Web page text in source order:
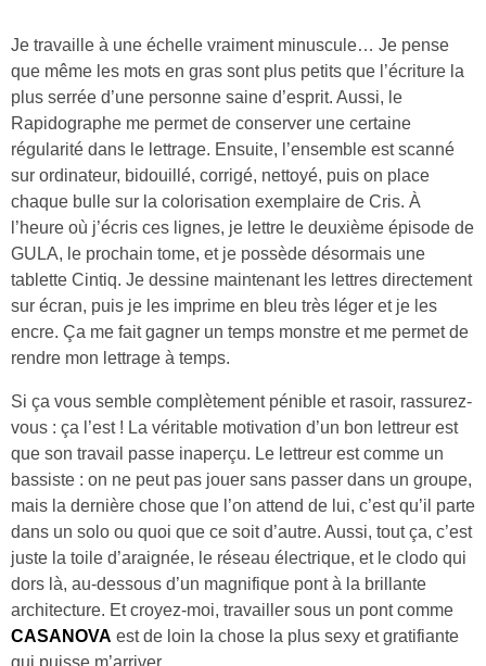
Je travaille à une échelle vraiment minuscule… Je pense
que même les mots en gras sont plus petits que l’écriture la
plus serrée d’une personne saine d’esprit. Aussi, le
Rapidographe me permet de conserver une certaine
régularité dans le lettrage. Ensuite, l’ensemble est scanné
sur ordinateur, bidouillé, corrigé, nettoyé, puis on place
chaque bulle sur la colorisation exemplaire de Cris. À
l’heure où j’écris ces lignes, je lettre le deuxième épisode de
GULA, le prochain tome, et je possède désormais une
tablette Cintiq. Je dessine maintenant les lettres directement
sur écran, puis je les imprime en bleu très léger et je les
encre. Ça me fait gagner un temps monstre et me permet de
rendre mon lettrage à temps.
Si ça vous semble complètement pénible et rasoir, rassurez-
vous : ça l’est ! La véritable motivation d’un bon lettreur est
que son travail passe inaperçu. Le lettreur est comme un
bassiste : on ne peut pas jouer sans passer dans un groupe,
mais la dernière chose que l’on attend de lui, c’est qu’il parte
dans un solo ou quoi que ce soit d’autre. Aussi, tout ça, c’est
juste la toile d’araignée, le réseau électrique, et le clodo qui
dors là, au-dessous d’un magnifique pont à la brillante
architecture. Et croyez-moi, travailler sous un pont comme
CASANOVA est de loin la chose la plus sexy et gratifiante
qui puisse m’arriver.